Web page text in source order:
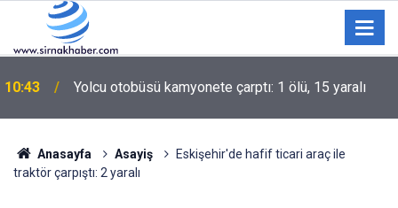
10:43 Yolcu otobüsü kamyonete çarptı: 1 ölü, 15 yaralı
Anasayfa Asayiş
Eskişehir'de hafif ticari araç ile
traktör çarpıştı: 2 yaralı